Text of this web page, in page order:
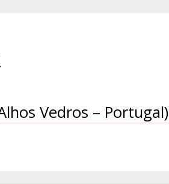
Vedros – Portugal)